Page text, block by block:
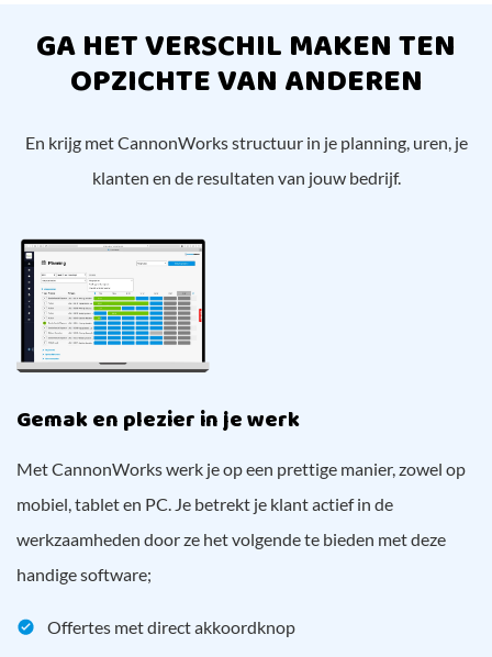
GA HET VERSCHIL MAKEN TEN
OPZICHTE VAN ANDEREN
En krijg met CannonWorks structuur in je planning, uren, je
klanten en de resultaten van jouw bedrijf.
Gemak en plezier in je werk
Met CannonWorks werk je op een prettige manier, zowel op
mobiel, tablet en PC. Je betrekt je klant actief in de
werkzaamheden door ze het volgende te bieden met deze
handige software;
Offertes met direct akkoordknop